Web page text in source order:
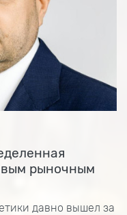
рыночным
давно вышел за